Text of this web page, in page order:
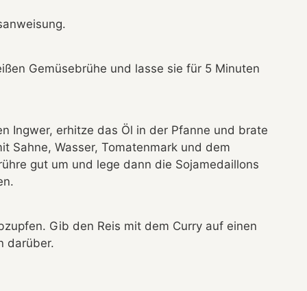
Gemüsebrühe und lasse sie für 5 Minuten
Ingwer, erhitze das Öl in der Pfanne und brate
Sahne, Wasser, Tomatenmark und dem
gut um und lege dann die Sojamedaillons
Gib den Reis mit dem Curry auf einen
darüber.